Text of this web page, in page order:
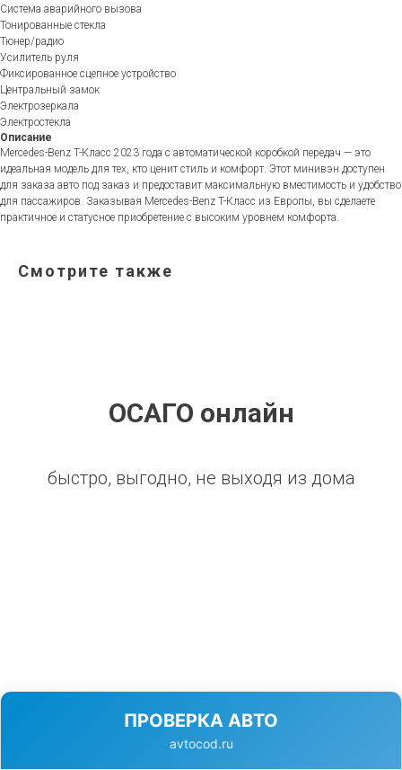
Система аварийного вызова
Тонированные стекла
Тюнер/радио
Усилитель руля
Фиксированное сцепное устройство
Центральный замок
Электрозеркала
Электростекла
Описание
Mercedes-Benz T-Класс 2023 года с автоматической коробкой передач — это
идеальная модель для тех, кто ценит стиль и комфорт. Этот минивэн доступен
для заказа авто под заказ и предоставит максимальную вместимость и удобство
для пассажиров. Заказывая Mercedes-Benz T-Класс из Европы, вы сделаете
практичное и статусное приобретение с высоким уровнем комфорта.
Смотрите также
ОСАГО онлайн
быстро, выгодно, не выходя из дома
ПРОВЕРКА АВТО
avtocod.ru